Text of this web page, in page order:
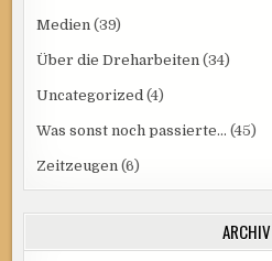
Medien (39)
Über die Dreharbeiten (34)
Uncategorized (4)
Was sonst noch passierte… (45)
Zeitzeugen (6)
ARCHIV